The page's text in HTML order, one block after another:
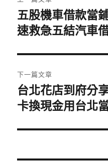
章
導
覽
上
一
文
章:
五股機車借款當
速救急五結汽車
下一篇文章
下
一
文
台北花店到府分
卡換現金用台北